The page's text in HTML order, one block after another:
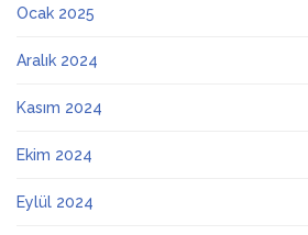
Ocak 2025
Aralık 2024
Kasım 2024
Ekim 2024
Eylül 2024